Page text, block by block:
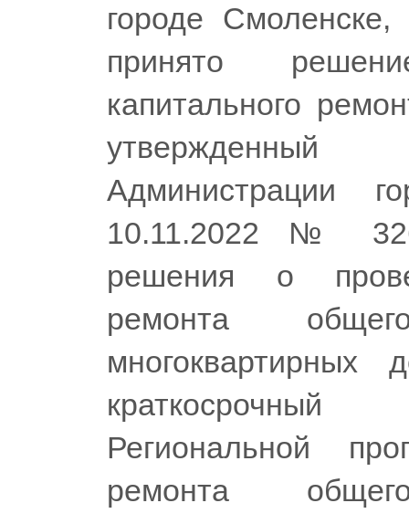
городе
принято
капитального
утвержденный
Администрации
10.11.2022 №
решения о
ремонта
Региональной
ремонта